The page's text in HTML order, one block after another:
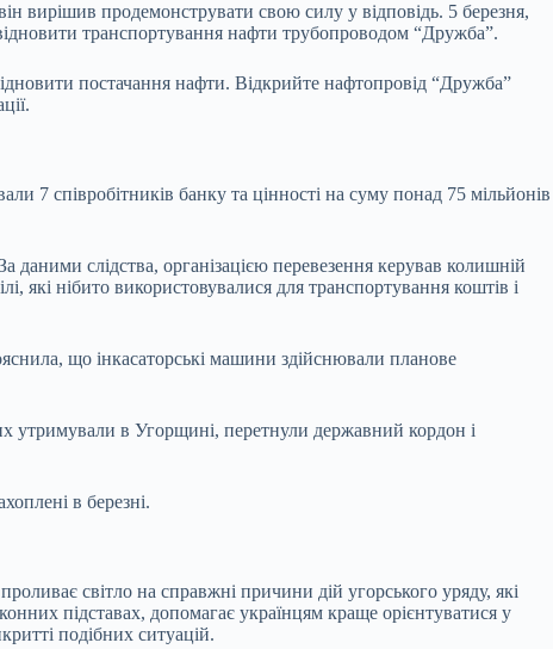
вирішив продемонструвати свою силу у відповідь. 5 березня,
транспортування нафти трубопроводом “Дружба”.
постачання нафти. Відкрийте нафтопровід “Дружба”
7 співробітників банку та цінності на суму понад 75 мільйонів
слідства, організацією перевезення керував колишній
які нібито використовувалися для транспортування коштів і
що інкасаторські машини здійснювали планове
утримували в Угорщині, перетнули державний кордон і
в березні.
світло на справжні причини дій угорського уряду, які
підставах, допомагає українцям краще орієнтуватися у
подібних ситуацій.